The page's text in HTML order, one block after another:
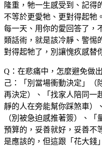
隆重，牠一生感受到、記得
不等於更愛牠、更對得起牠
每一天、用你的愛回答了，
類話術，就是該冷靜、警惕
對得起牠了，別讓愧疚感替
Q：在悲痛中，怎麼避免做
己：「別當場衝動決定」（
再決定）、「找家人陪同一
靜的人在旁能幫你踩煞車）
（別被急迫感推著簽）、
預算的，妥善就好，妥善不
是應該的，但這跟「花大